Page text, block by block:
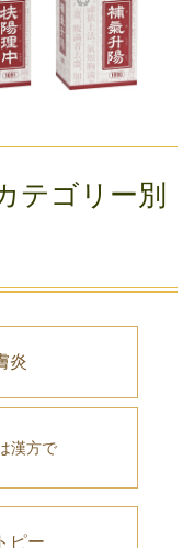
テゴリー別
炎
漢方で
ピー